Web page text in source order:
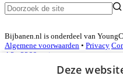
Bijbanen.nl is onderdeel van
Algemene voorwaarden • Privacy
4.3 - 3366 reviews
Deze